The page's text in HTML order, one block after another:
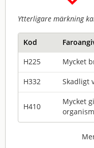
Ytterligare märkning
Kod
H225
Mycket
H332 Skadligt
H410
Mycket